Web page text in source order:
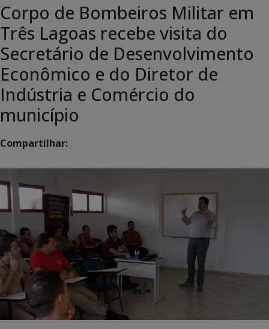
Corpo de Bombeiros Militar em
Três Lagoas recebe visita do
Secretário de Desenvolvimento
Econômico e do Diretor de
Indústria e Comércio do
município
Compartilhar: